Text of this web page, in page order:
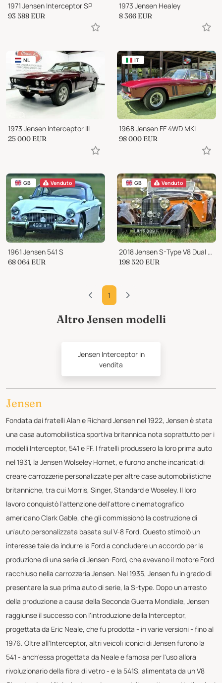
1971 Jensen Interceptor SP
93 588 EUR
1973 Jensen Healey
8 366 EUR
NL
1973 Jensen Interceptor III
25 000 EUR
IT
1968 Jensen FF 4WD MKI
98 000 EUR
GB Venduto
1961 Jensen 541 S
68 064 EUR
GB Venduto
2018 Jensen S-Type V8 Dual Cowl Phateon Tourer
198 520 EUR
1
Altro Jensen modelli
Jensen Interceptor in
vendita
Jensen
Fondata dai fratelli Alan e Richard Jensen nel 1922, Jensen è stata
una casa automobilistica sportiva britannica nota soprattutto per i
modelli Interceptor, 541 e FF. I fratelli produssero la loro prima auto
nel 1931, la Jensen Wolseley Hornet, e furono anche incaricati di
creare carrozzerie personalizzate per altre case automobilistiche
britanniche, tra cui Morris, Singer, Standard e Woseley. Il loro
lavoro conquistò l'attenzione dell'attore cinematografico
americano Clark Gable, che gli commissionò la costruzione di
un'auto personalizzata basata sul V-8 Ford. Questo stimolò un
interesse tale da indurre la Ford a concludere un accordo per la
produzione di una serie di Jensen-Ford, che avevano il motore Ford
racchiuso nella carrozzeria Jensen. Nel 1935, Jensen fu in grado di
presentare la sua prima auto di serie, la S-type. Dopo un arresto
della produzione a causa della Seconda Guerra Mondiale, Jensen
raggiunse il successo con l'introduzione della Interceptor,
progettata da Eric Neale, che fu prodotta - in varie versioni - fino al
1976. Oltre all'Interceptor, altri veicoli iconici di Jensen furono la
541 - anch'essa progettata da Neale e famosa per l'uso allora
rivoluzionario della fibra di vetro - e la 541S, alimentata da un V8